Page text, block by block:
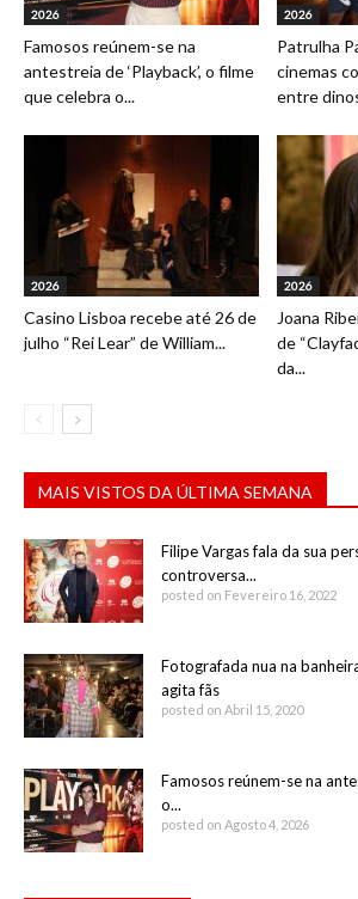
2026
Famosos reúnem-se na
antestreia de ‘Playback’, o filme
que celebra o...
2026
Patrulha
cinemas
entre
2026
Casino Lisboa recebe até 26 de
julho “Rei Lear” de William...
2026
Joana
de
da...
MAIS VISTOS DA ÚLTIMA SEMANA
Filipe Vargas fala da sua
controversa...
posted on Fevereiro 16, 2022
Fotografada nua na
agita fãs
posted on Abril 15, 2020
Famosos reúnem-se na
o...
posted on Agosto 4, 2026